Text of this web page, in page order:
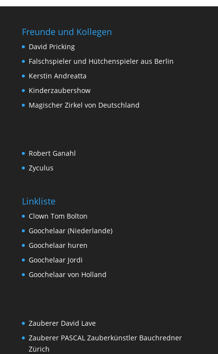
Freunde und Kollegen
David Pricking
Falschspieler und Hütchenspieler aus Berlin
Kerstin Andreatta
Kinderzaubershow
Magischer Zirkel von Deutschland
Robert Ganahl
Zyculus
Linkliste
Clown Tom Bolton
Goochelaar (Niederlande)
Goochelaar huren
Goochelaar Jordi
Goochelaar von Holland
Zauberer David Lave
Zauberer PASCAL Zauberkünstler Bauchredner
Zürich